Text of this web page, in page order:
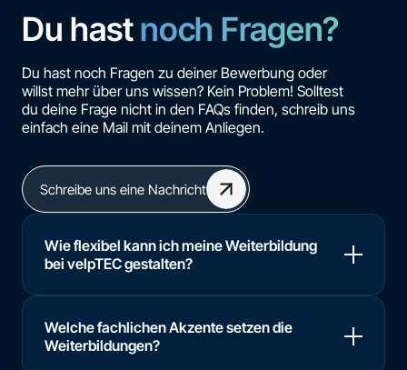
Du hastnoch Fragen?
Du hast noch Fragen zu deiner Bewerbung oder
willst mehr über uns wissen? Kein Problem! Solltest
du deine Frage nicht in den FAQs finden, schreib uns
einfach eine Mail mit deinem Anliegen.
Schreibe uns eine Nachricht
Wie flexibel kann ich meine Weiterbildung
bei velpTEC gestalten?
Welche fachlichen Akzente setzen die
Weiterbildungen?